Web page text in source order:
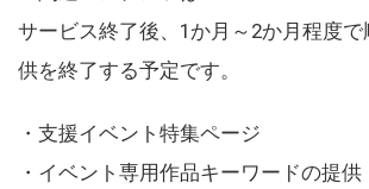
サービス終了後、1か月～2か月程度
供を終了する予定です。
・支援イベント特集ページ
・イベント専用作品キーワードの提供